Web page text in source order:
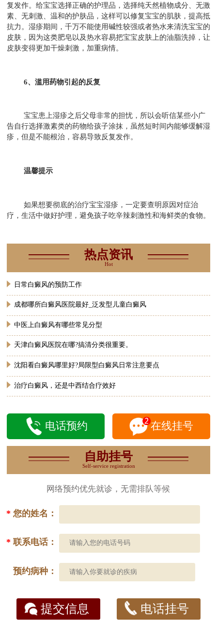
复发作。给宝宝选择正确的护理品，选择纯天然植物成分、无激
素、无刺激、温和的护肤品，这样可以修复宝宝的肌肤，提高抵
抗力。湿疹期间，千万不能使用碱性较强或者热水来清洗宝宝的
皮肤，因为这类肥皂以及热水容易把宝宝皮肤上的油脂洗掉，让
皮肤变得更加干燥刺激，加重病情。
6、滥用药物引起的反复
宝宝患上湿疹之后父母非常的担忧，所以会听信某些小广
告自行选择激素类的药物给孩子涂抹，虽然短时间内能够缓解湿
疹，但是不能根治，容易导致反复发作。
温馨提示
如果想要彻底的治疗宝宝湿疹，一定要查明原因对症治
疗，生活中做好护理，避免孩子吃辛辣刺激性和海鲜类的食物。
热点资讯
Hot
日常白癜风的预防工作
成都哪所白癜风医院最好_泛发型儿童白癜风
中医上白癜风有哪些常见分型
天津白癜风医院在哪?搞清分类很重要。
沈阳看白癜风哪里好?局限型白癜风日常注意要点
治疗白癜风，还是中西结合疗效好
电话预约 在线挂号
自助挂号
Self-service registration
网络预约优先就诊，无需排队等候
*您的姓名：
*联系电话：
预约病种：
提交信息 电话挂号